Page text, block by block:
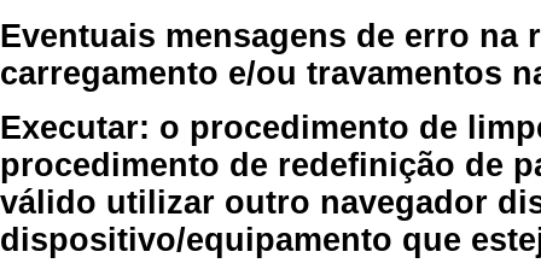
Eventuais mensagens de erro
carregamento e/ou travamentos
Executar: o procedimento de
procedimento de redefinição de
válido utilizar outro navegador
dispositivo/equipamento que